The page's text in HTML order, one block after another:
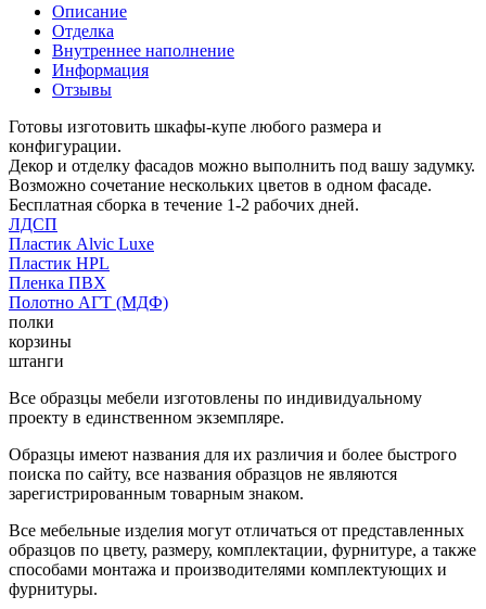
Описание
Отделка
Внутреннее наполнение
Информация
Отзывы
Готовы изготовить шкафы-купе любого размера и
конфигурации.
Декор и отделку фасадов можно выполнить под вашу задумку.
Возможно сочетание нескольких цветов в одном фасаде.
Бесплатная сборка в течение 1-2 рабочих дней.
ЛДСП
Пластик Alvic Luxe
Пластик HPL
Пленка ПВХ
Полотно АГТ (МДФ)
полки
корзины
штанги
Все образцы мебели изготовлены по индивидуальному
проекту в единственном экземпляре.
Образцы имеют названия для их различия и более быстрого
поиска по сайту, все названия образцов не являются
зарегистрированным товарным знаком.
Все мебельные изделия могут отличаться от представленных
образцов по цвету, размеру, комплектации, фурнитуре, а также
способами монтажа и производителями комплектующих и
фурнитуры.